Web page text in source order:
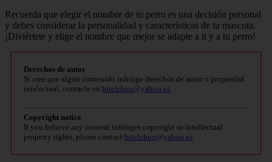
Recuerda que elegir el nombre de tu perro es una decisión personal
y debes considerar la personalidad y características de tu mascota.
¡Diviértete y elige el nombre que mejor se adapte a ti y a tu perro!
Derechos de autor
Si cree que algún contenido infringe derechos de autor o propiedad
intelectual, contacte en bitelchux@yahoo.es.
Copyright notice
If you believe any content infringes copyright or intellectual
property rights, please contact bitelchux@yahoo.es.